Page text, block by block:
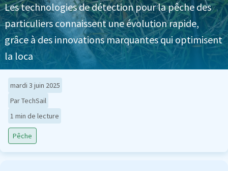
Les technologies de détection pour la pêche des
particuliers connaissent une évolution rapide,
grâce à des innovations marquantes qui optimisent
la loca
mardi 3 juin 2025
Par TechSail
1 min de lecture
Pêche